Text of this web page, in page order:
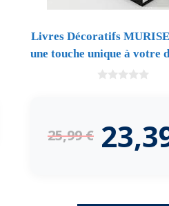
Livres Décoratifs
une touche unique à votre
25,99€